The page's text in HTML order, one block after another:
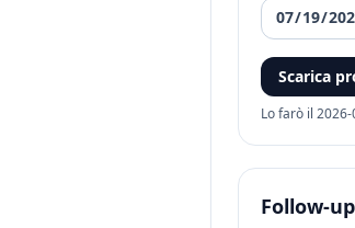
Scarica
Lo farò il
Follow-